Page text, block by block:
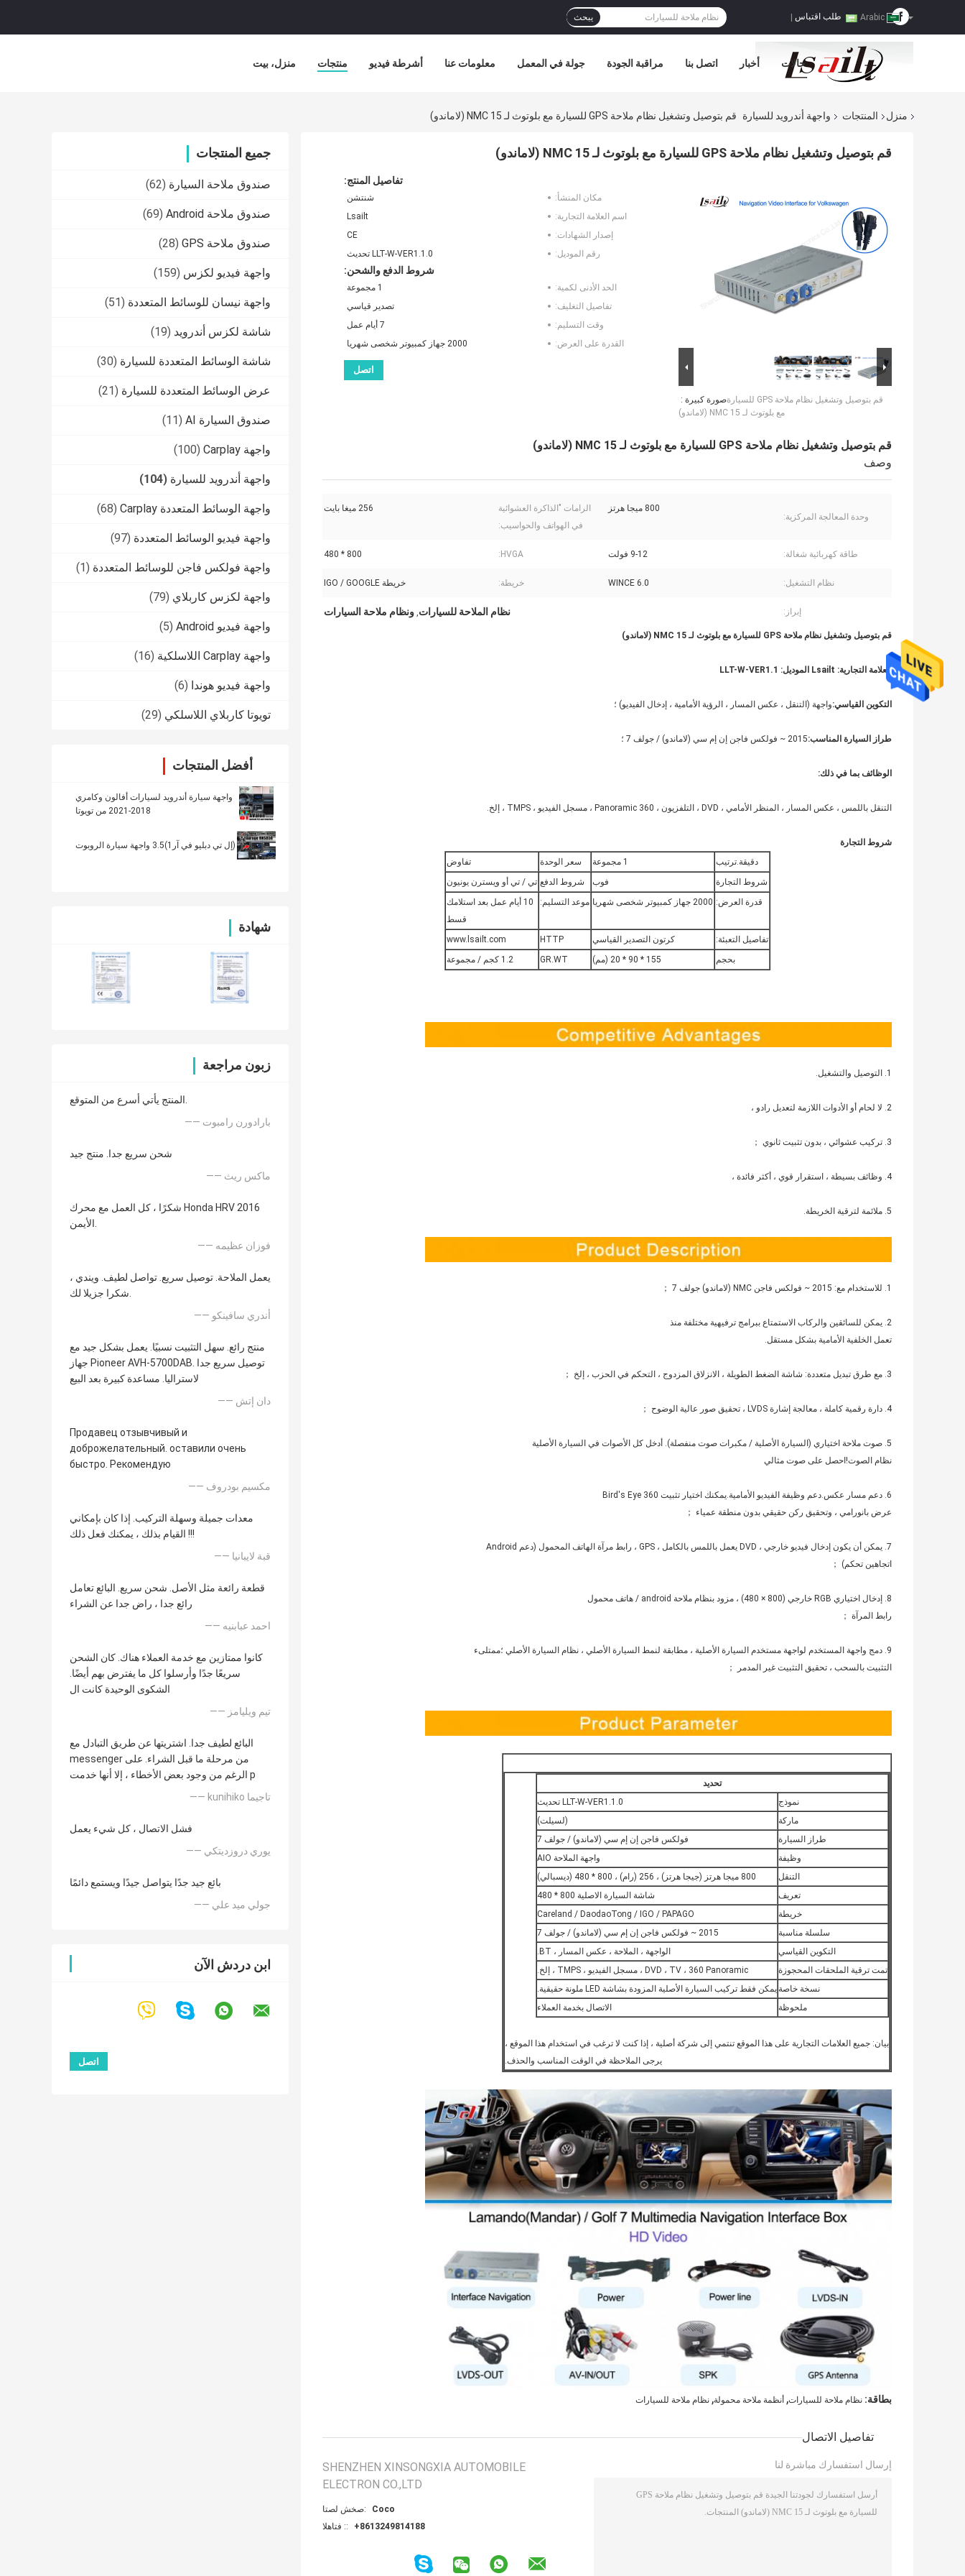
طلب اقتباس يبحث
منزل، بيت منتجات أشرطة فيديو معلومات عنا جولة في المعمل مراقبة الجودة اتصل بنا أخبار حالات
منزل المنتجات واجهة أندرويد للسيارة قم بتوصيل وتشغيل نظام ملاحة GPS للسيارة مع بلوتوث لـ 15 NMC (لاماندو)
جميع المنتجات
صندوق ملاحة السيارة (62)
صندوق ملاحة Android (69)
صندوق ملاحة GPS (28)
واجهة فيديو لكزس (159)
واجهة نيسان للوسائط المتعددة (51)
شاشة لكزس أندرويد (19)
شاشة الوسائط المتعددة للسيارة (30)
عرض الوسائط المتعددة للسيارة (21)
صندوق السيارة AI (11)
واجهة Carplay (100)
واجهة أندرويد للسيارة (104)
واجهة الوسائط المتعددة Carplay (68)
واجهة فيديو الوسائط المتعددة (97)
واجهة فولكس فاجن للوسائط المتعددة (1)
واجهة لكزس كاربلاي (79)
واجهة فيديو Android (5)
واجهة Carplay اللاسلكية (16)
واجهة فيديو هوندا (6)
تويوتا كاربلاي اللاسلكي (29)
أفضل المنتجات
واجهة سيارة أندرويد لسيارات أفالون وكامري
2018-2021 من تويوتا
(إل تي دبليو في آر1)3.5 واجهة سيارة الروبوت
شهادة
زبون مراجعة
المنتج يأتي أسرع من المتوقع.
—— بارادورن رامبوت
شحن سريع جدا. منتج جيد
—— ماكس ريث
شكرًا ، كل العمل مع محرك Honda HRV 2016
الأيمن.
—— فوزان عظيمه
يعمل الملاحة. توصيل سريع. تواصل لطيف. ويندي ،
شكرا جزيلا لك.
—— أندري سافينكو
منتج رائع. سهل التثبيت نسبيًا. يعمل بشكل جيد مع
جهاز Pioneer AVH-5700DAB. توصيل سريع جدا
لاستراليا. مساعدة كبيرة بعد البيع
—— دان إتش
Продавец отзывчивый и
доброжелательный. оставили очень
быстро. Рекомендую
—— مكسيم بودروف
معدات جميلة وسهلة التركيب. إذا كان بإمكاني
القيام بذلك ، يمكنك فعل ذلك !!!
—— قبة لايبانيا
قطعة رائعة مثل الأصل. شحن سريع. البائع تعامل
رائع جدا ، راض جدا عن الشراء
—— احمد عبابنيه
كانوا ممتازين مع خدمة العملاء هناك. كان الشحن
سريعًا جدًا وأرسلوا كل ما يفترض بهم أيضًا.
الشكوى الوحيدة كانت ال
—— تيم ويليامز
البائع لطيف جدا. اشتريتها عن طريق التبادل مع
messenger من مرحلة ما قبل الشراء. على
الرغم من وجود بعض الأخطاء ، إلا أنها خدمت p
—— kunihiko تاجيما
فشل الاتصال ، كل شيء يعمل
—— يوري دروزديتكي
بائع جيد جدًا يتواصل جيدًا ويستمع دائمًا
—— جولي ميد علي
ابن دردش الآن
قم بتوصيل وتشغيل نظام ملاحة GPS للسيارة مع بلوتوث لـ 15 NMC (لاماندو)
صورة كبيرة :قم بتوصيل وتشغيل نظام ملاحة GPS للسيارة
مع بلوتوث لـ 15 NMC (لاماندو)
تفاصيل المنتج:
مكان المنشأ:
شنتشن
اسم العلامة التجارية:
Lsailt
إصدار الشهادات:
CE
رقم الموديل:
LLT-W-VER1.1.0 تحديث
شروط الدفع والشحن:
الحد الأدنى لكمية:
1 مجموعة
تفاصيل التغليف:
تصدير قياسي
وقت التسليم:
7 أيام عمل
القدرة على العرض:
2000 جهاز كمبيوتر شخصى شهريا
اتصل
قم بتوصيل وتشغيل نظام ملاحة GPS للسيارة مع بلوتوث لـ 15 NMC (لاماندو)
وصف
وحدة المعالجة المركزية:
800 ميجا هرتز
الرامات "الذاكرة العشوائية
في الهواتف والحواسيب:
256 ميغا بايت
طاقة كهربائية شغالة: 9-12 فولت HVGA:
800 * 480
نظام التشغيل: WINCE 6.0 خريطة: خريطة IGO / GOOGLE
إبراز: نظام الملاحة للسيارات, ونظام ملاحة السيارات
قم بتوصيل وتشغيل نظام ملاحة GPS للسيارة مع بلوتوث لـ 15 NMC (لاماندو)
العلامة التجارية: Lsailt الموديل: LLT-W-VER1.1
التكوين القياسي:واجهة (التنقل ، عكس المسار ، الرؤية الأمامية ، إدخال الفيديو) ؛
طراز السيارة المناسب:2015 ~ فولكس فاجن إن إم سي (لاماندو) / جولف 7 ؛
الوظائف بما في ذلك:
التنقل باللمس ، عكس المسار ، المنظر الأمامي ، DVD ، التلفزيون ، 360 Panoramic ، مسجل الفيديو ، TMPS ، إلخ.
شروط التجارة
دقيقة.ترتيب
1 مجموعة سعر الوحدة
تفاوض
شروط التجارة
فوب شروط الدفع تي / تي أو ويسترن يونيون
قدرة العرض: 2000 جهاز كمبيوتر شخصى شهريا موعد التسليم:
10 أيام عمل بعد استلامك
قسط
تفاصيل التعبئة:
كرتون التصدير القياسي HTTP
www.lsailt.com
بحجم
155 * 90 * 20 (مم) GR.WT 1.2 كجم / مجموعة
1. التوصيل والتشغيل.
2. لا لحام أو الأدوات اللازمة لتعديل رادو ،
3. تركيب عشوائي ، بدون تثبيت ثانوي ；
4. وظائف بسيطة ، استقرار قوي ، أكثر فائدة ،
5. ملائمة لترقية الخريطة.
1. للاستخدام مع: 2015 ~ فولكس فاجن NMC (لاماندو) جولف 7 ；
2. يمكن للسائقين والركاب الاستمتاع ببرامج ترفيهية مختلفة منذ
تعمل الخلفية الأمامية بشكل مستقل.
3. مع طرق تبديل متعددة: شاشة الضغط الطويلة ، الانزلاق المزدوج ، التحكم في الحزب ، إلخ ；
4. دارة رقمية كاملة ، معالجة إشارة LVDS ، تحقيق صور عالية الوضوح ；
5. صوت ملاحة اختياري (السيارة الأصلية / مكبرات صوت منفصلة). أدخل كل الأصوات في السيارة الأصلية
نظام الصوت!احصل على صوت مثالي
6. دعم مسار عكس.دعم وظيفة الفيديو الأمامية.يمكنك اختيار تثبيت 360 Bird's Eye
عرض بانورامي ، وتحقيق ركن حقيقي بدون منطقة عمياء ；
7. يمكن أن يكون إدخال فيديو خارجي ، DVD يعمل باللمس بالكامل ، GPS ، رابط مرآة الهاتف المحمول (دعم Android
اتجاهين تحكم) ；
8. إدخال اختياري RGB خارجي (800 × 480) ، مزود بنظام ملاحة android / هاتف محمول
رابط المرآة ；
9. دمج واجهة المستخدم لواجهة مستخدم السيارة الأصلية ، مطابقة لنمط السيارة الأصلي ، نظام السيارة الأصلي ؛ممتلىء
التثبيت بالسحب ، تحقيق التثبيت غير المدمر ；
تحديد
نموذج
LLT-W-VER1.1.0 تحديث
ماركة
(لسيلت)
طراز السيارة
فولكس فاجن إن إم سي (لاماندو) / جولف 7
وظيفة
واجهة الملاحة AIO
التنقل
800 ميجا هرتز (جيجا هرتز) ، 256 (رام) ، 800 * 480 (ديسبالي)
تعريف
شاشة السيارة الاصلية 800 * 480
خريطة
Careland / DaodaoTong / IGO / PAPAGO
سلسلة مناسبة
2015 ~ فولكس فاجن إن إم سي (لاماندو) / جولف 7
التكوين القياسي
الواجهة ، الملاحة ، عكس المسار ، BT.
تمت ترقية الملحقات المحجوزة
DVD ، TV ، 360 Panoramic ، مسجل الفيديو ، TMPS ، إلخ.
نسخة خاصة يمكن فقط تركيب السيارة الأصلية المزودة بشاشة LED ملونة حقيقية.
ملحوظة
الاتصال بخدمة العملاء
بيان: جميع العلامات التجارية على هذا الموقع تنتمي إلى شركة أصلية ، إذا كنت لا ترغب في استخدام هذا الموقع ،
يرجى الملاحظة في الوقت المناسب والحذف.
بطاقة: نظام ملاحة للسيارات, أنظمة ملاحة محمولة, نظام ملاحة للسيارات
تفاصيل الاتصال
SHENZHEN XINSONGXIA AUTOMOBILE
ELECTRON CO.,LTD
اتصل شخص:
Coco
الهاتف ::
+8613249814188
إرسال استفسارك مباشرة لنا